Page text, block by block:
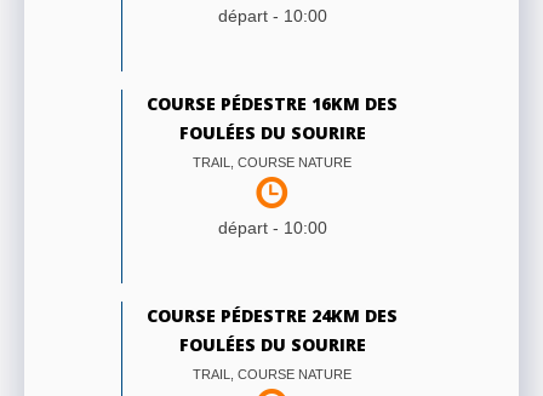
départ - 10:00
COURSE PÉDESTRE 16KM DES
FOULÉES DU SOURIRE
TRAIL, COURSE NATURE
départ - 10:00
COURSE PÉDESTRE 24KM DES
FOULÉES DU SOURIRE
TRAIL, COURSE NATURE